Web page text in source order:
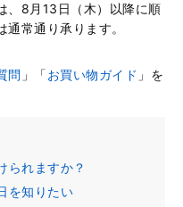
、8月13日（木）以降に順
常通り承ります。
問 」「お買い物ガイド 」を
られますか？
を知りたい